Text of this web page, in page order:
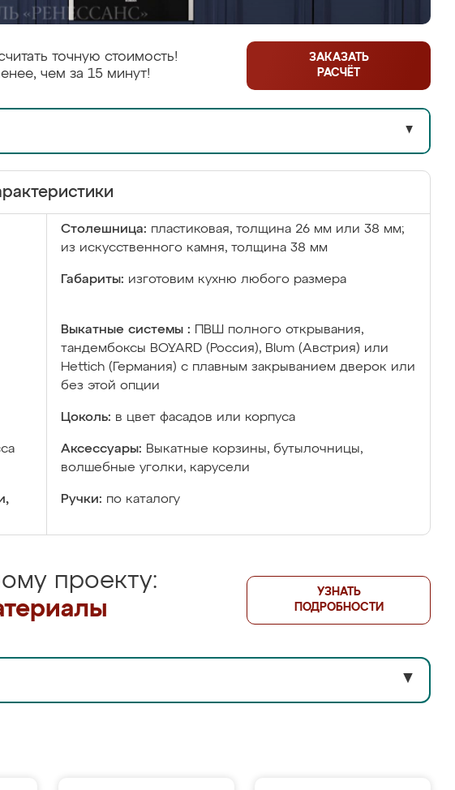
точную стоимость!
чем за 15 минут!
ЗАКАЗАТЬ
РАСЧЁТ
▼
Столешница: пластиковая, толщина 26 мм или 38 мм;
из искусственного камня, толщина 38 мм
Габариты: изготовим кухню любого размера
Выкатные системы :
ПВШ полного открывания,
тандембоксы BOYARD (Россия), Blum (Австрия) или
Hettich (Германия) с плавным закрыванием дверок или
без этой опции
Цоколь: в цвет фасадов или корпуса
Аксессуары: Выкатные корзины, бутылочницы,
волшебные уголки, карусели
Ручки: по каталогу
проекту:
УЗНАТЬ
ПОДРОБНОСТИ
▼